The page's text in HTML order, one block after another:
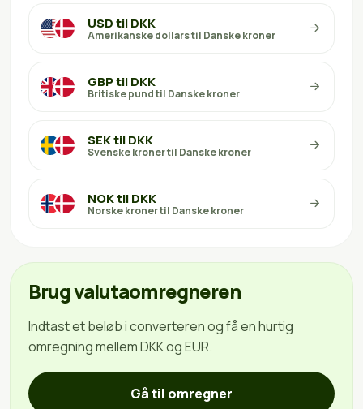
USD til DKK
Amerikanske dollars til Danske kroner
GBP til DKK
Britiske pund til Danske kroner
SEK til DKK
Svenske kroner til Danske kroner
NOK til DKK
Norske kroner til Danske kroner
Brug valutaomregneren
Indtast et beløb i converteren og få en hurtig
omregning mellem DKK og EUR.
Gå til omregner